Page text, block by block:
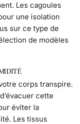
Les cagoules
une isolation
sur ce type de
de modèles
corps transpire.
cette
éviter la
Les tissus